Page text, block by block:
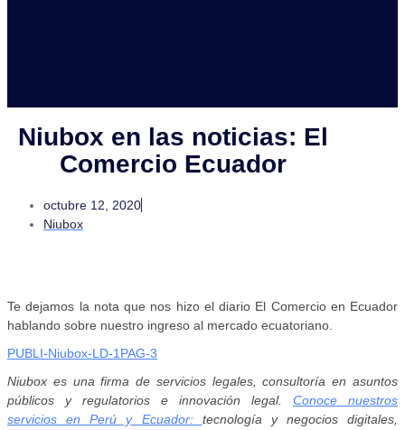
Niubox en las noticias: El
Comercio Ecuador
octubre 12, 2020
Niubox
Te dejamos la nota que nos hizo el diario El Comercio en Ecuador
hablando sobre nuestro ingreso al mercado ecuatoriano.
PUBLI-Niubox-LD-1PAG-3
Niubox es una firma de servicios legales, consultoría en asuntos
públicos y regulatorios e innovación legal. Conoce nuestros
servicios en Perú y Ecuador: tecnología y negocios digitales,